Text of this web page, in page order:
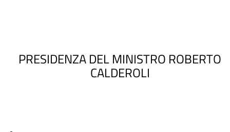
PRESIDENZA DEL MINISTRO ROBERTO
CALDEROLI